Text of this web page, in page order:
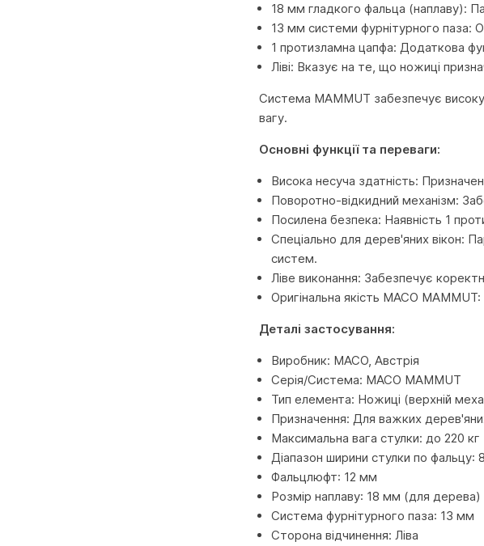
18 мм гладкого фальца (наплаву):
13 мм системи фурнітурного паза:
1 протизламна цапфа: Додаткова
Ліві: Вказує на те, що ножиці
Система MAMMUT забезпечує високу
вагу.
Основні функції та переваги:
Висока несуча здатність:
Поворотно-відкидний механізм:
Посилена безпека: Наявність 1
Спеціально для дерев'яних вікон:
систем.
Ліве виконання: Забезпечує
Оригінальна якість MACO
Деталі застосування:
Виробник: MACO, Австрія
Серія/Система: MACO MAMMUT
Тип елемента: Ножиці (верхній
Призначення: Для важких
Максимальна вага стулки: до 220 кг
Діапазон ширини стулки по фальцу:
Фальцлюфт: 12 мм
Розмір наплаву: 18 мм (для дерева)
Система фурнітурного паза: 13 мм
Сторона відчинення: Ліва